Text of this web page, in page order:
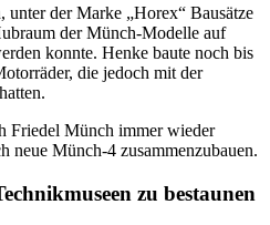
der Marke „Horex“ Bausätze
der Münch-Modelle auf
konnte. Henke baute noch bis
die jedoch mit der
Friedel Münch immer wieder
neue Münch-4 zusammenzubauen.
zu bestaunen